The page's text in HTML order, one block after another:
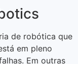
de robótica que
em pleno
Em outras